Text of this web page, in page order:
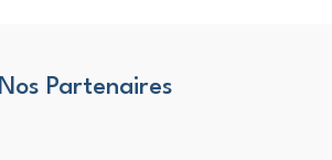
Nos Partenaires